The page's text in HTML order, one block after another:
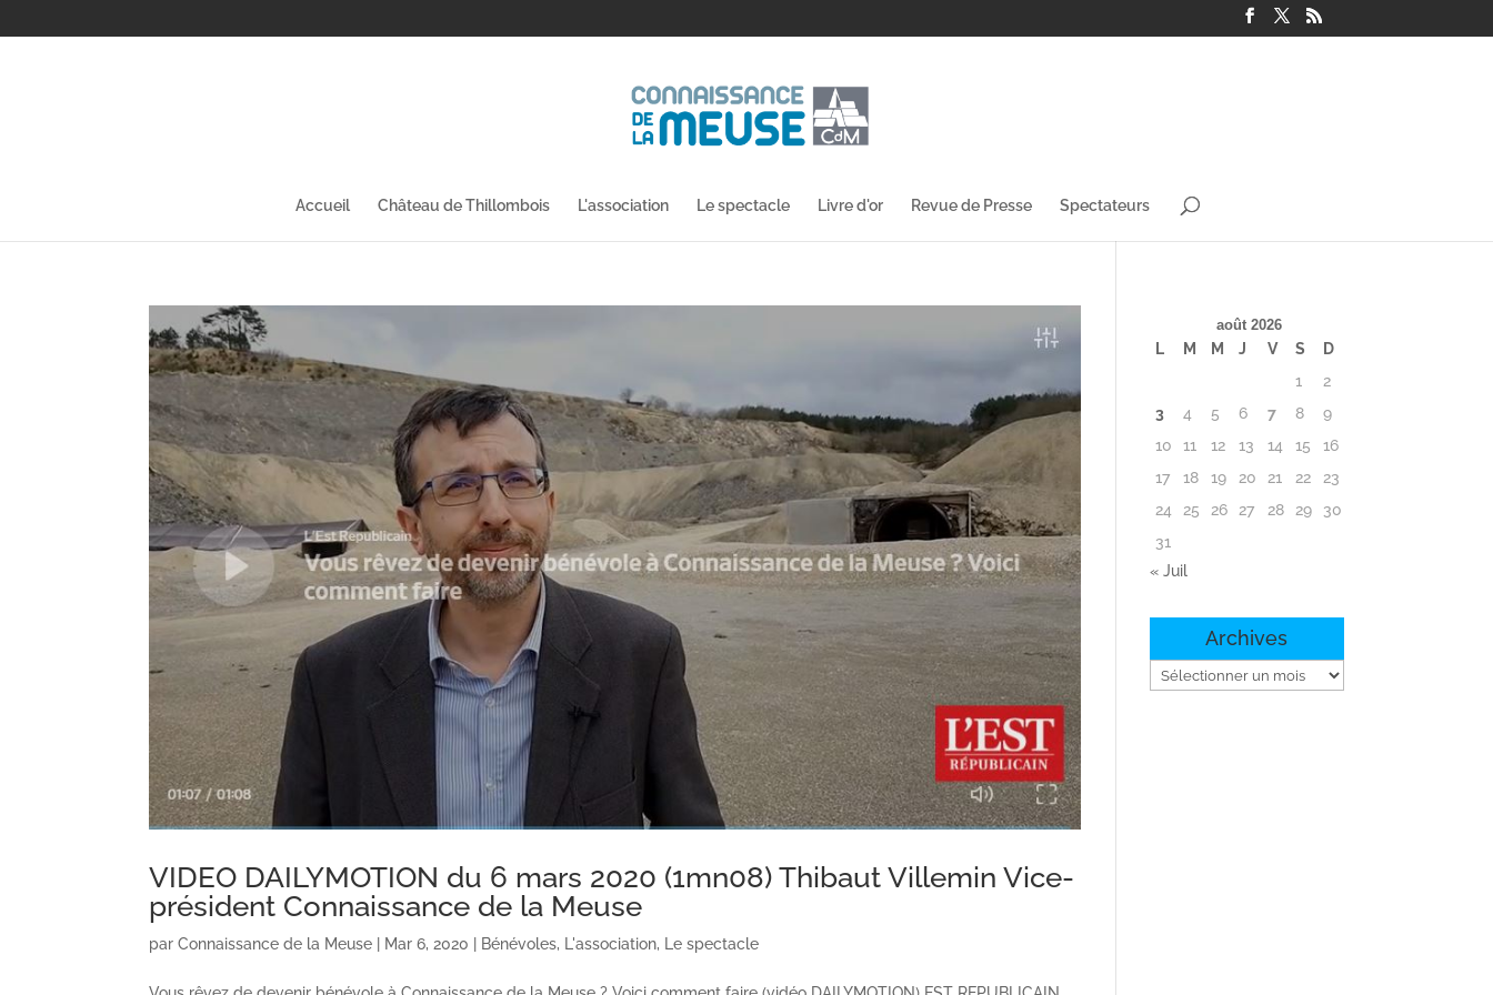
Accueil Château de Thillombois L'association Le spectacle Livre d'or Revue de Presse Spectateurs
VIDEO DAILYMOTION du 6 mars 2020 (1mn08) Thibaut Villemin Vice-
président Connaissance de la Meuse
parConnaissance de la Meuse | Mar 6, 2020 | Bénévoles, L'association, Le spectacle
août 2026
L M M J V S
D
1
2
3
4 5 6 7 8
9
10
11 12 13 14 15
16
17
18 19 20 21 22
23
24
25 26 27 28 29
30
31
« Juil
Archives
Archives